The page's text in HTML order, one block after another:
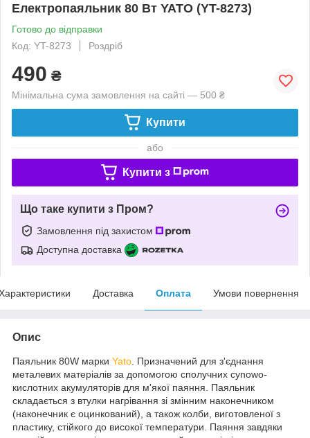
Електропаяльник 80 Вт YATO (YT-8273)
Готово до відправки
Код: YT-8273
Роздріб
490 ₴
Мінімальна сума замовлення на сайті — 500 ₴
Купити
або
Купити з
Що таке купити з Пром?
Замовлення під захистом
Доступна доставка
Доставка Оплата Умови повернення
Опис
Паяльник 80W марки Yato . Призначений для з'єднання
металевих матеріалів за допомогою сполучних cynowo-
кислотних акумуляторів для м'якої паяння. Паяльник
складається з втулки нагрівання зі змінним наконечником
(наконечник є оцинкований), а також колби, виготовленої з
пластику, стійкого до високої температури. Паяння завдяки